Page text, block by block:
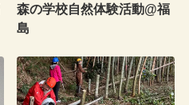
森の学校自然体験活動@福
島